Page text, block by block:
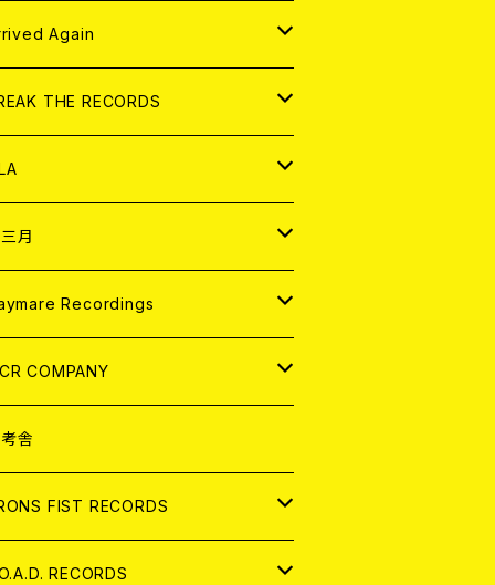
レル
CONTENTS
ログ
Again
ログ
THE RECORDS
レル
月
Recordings
COMPANY
レル
舎
FIST RECORDS
RECORDS